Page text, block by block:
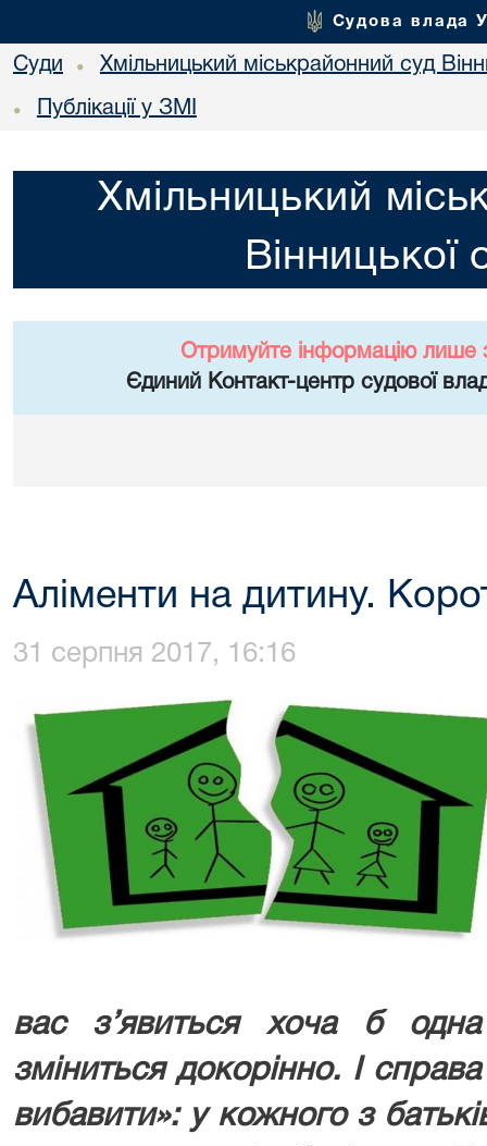
Судова влада
Суди • Хмільницький міськрайонний суд
• Публікації у ЗМІ
Хмільницький
Вінницької
Отримуйте інформацію лише
Єдиний Контакт-центр судової
Аліменти на дитину.
31 серпня 2017, 16:16
вас з’явиться хоча б
зміниться докорінно. І
вибавити»: у кожного з